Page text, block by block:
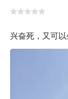
兴奋死，又可